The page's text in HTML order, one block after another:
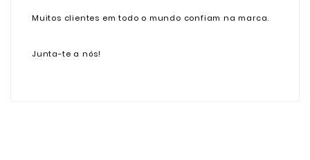
Muitos clientes em todo o mundo confiam na marca.
Junta-te a nós!